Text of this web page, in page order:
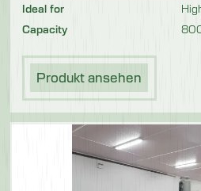
Ideal for
Capacity
Produkt ansehen